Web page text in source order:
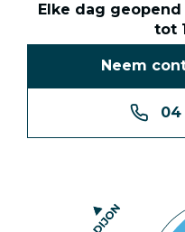
Elke dag geopend
tot
Neem
04